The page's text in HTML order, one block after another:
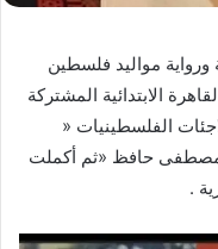
مواليد فلسطين
الابتدائية المشتركة
الفلسطينيات «
مصطفى حافظ «ثم أكملت
.